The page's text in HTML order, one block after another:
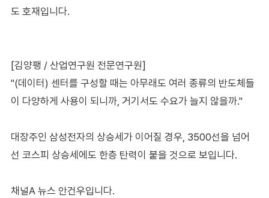
도 호재입니다.
[김양팽 / 산업연구원 전문연구원]
"(데이터) 센터를 구성할 때는 아무래도 여러 종류의 반도체들
이 다양하게 사용이 되니까, 거기서도 수요가 늘지 않을까."
대장주인 삼성전자의 상승세가 이어질 경우, 3500선을 넘어
선 코스피 상승세에도 한층 탄력이 붙을 것으로 보입니다.
채널A 뉴스 안건우입니다.